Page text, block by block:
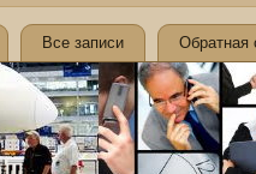
Все записи Обратная